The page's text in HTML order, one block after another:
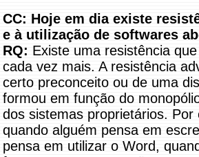
CC: Hoje em dia existe
e à utilização de softwares
RQ: Existe uma resistência
cada vez mais. A resistência
certo preconceito ou de uma
formou em função do
dos sistemas proprietários. Por
quando alguém pensa em
pensa em utilizar o Word,